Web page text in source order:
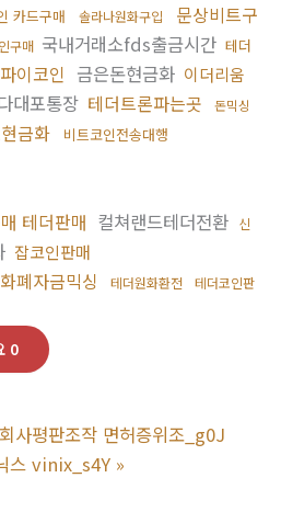
카드구매 솔라나원화구입
문상비트구
구매 국내거래소fds출금시간 테더
파이코인 금은돈현금화 이더리움
대포통장 테더트론파는곳
돈믹싱
금화 비트코인전송대행
테더판매 컬쳐랜드테더전환 신
잡코인판매
폐자금믹싱 테더원화환전
테더코인판
0
사평판조작 면허증위조_g0J
스 vinix_s4Y »